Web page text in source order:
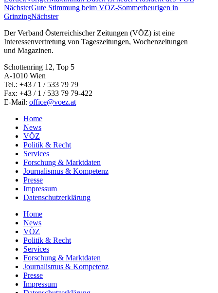
NächsterGute Stimmung beim VÖZ-Sommerheurigen in
GrinzingNächster
Der Verband Österreichischer Zeitungen (VÖZ) ist eine
Interessenvertretung von Tageszeitungen, Wochenzeitungen
und Magazinen.
Schottenring 12, Top 5
A-1010 Wien
Tel.: +43 / 1 / 533 79 79
Fax: +43 / 1 / 533 79 79-422
E-Mail: office@voez.at
Home
News
VÖZ
Politik & Recht
Services
Forschung & Marktdaten
Journalismus & Kompetenz
Presse
Impressum
Datenschutzerklärung
Home
News
VÖZ
Politik & Recht
Services
Forschung & Marktdaten
Journalismus & Kompetenz
Presse
Impressum